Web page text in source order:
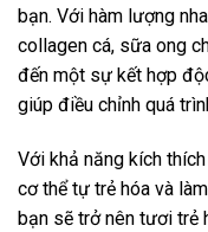
bạn. Với hàm lượng
collagen cá, sữa ong
đến một sự kết hợp
giúp điều chỉnh quá
Với khả năng kích
cơ thể tự trẻ hóa và
bạn sẽ trở nên tươi trẻ